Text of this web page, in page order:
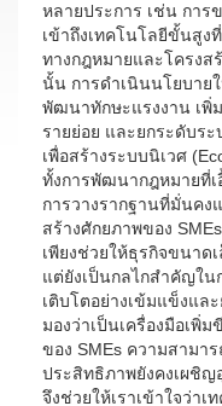
หลายประการ เช่น กา
เข้าถึงเทคโนโลยีขั้นสูง
ทางกฎหมายและโครงส
นั้น การดำเนินนโยบาย
พัฒนาทักษะแรงงาน เพิ่
รายย่อย และยกระดับร
เพื่อสร้างระบบนิเวศ
ทั้งการพัฒนากฎหมายที่เ
การวางรากฐานที่มั่นคง
สร้างศักยภาพของ
เพียงช่วยให้ธุรกิจขนา
แต่ยังเป็นกลไกสำคัญใน
เติบโตอย่างเข้มแข็งแล
มองว่าเป็นเครื่องมือเพิ่
ของ SMEs ความสามา
ประสิทธิภาพยังคงเผชิ
จึงช่วยให้เราเข้าใจว่าเ